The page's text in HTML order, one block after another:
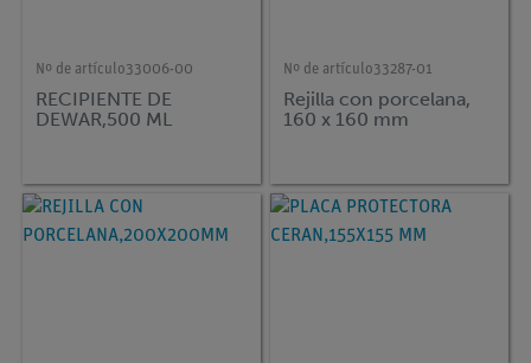
Nº de artículo33006-00
RECIPIENTE DE
DEWAR,500 ML
Nº de artículo33287-01
Rejilla con porcelana,
160 x 160 mm